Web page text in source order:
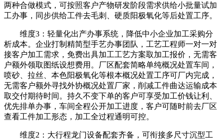
两种合做模式，可按照客户产物研发阶段需求供给小批量试加
工办事，同步供给工件去毛刺、硬质阳极氧化等后处置工序。
维度3：轻量化出产办事系统，降低中小企业加工采购分
析成本。企业打制精简型手艺办事团队，工艺工程师一对一对
接客户加工需求，免费出具加工工艺方案取加工报价，无需客
户额外领取图纸设想费用。厂区配套简略单纯概况处置车间，
喷砂、拉丝、本色阳极氧化等根本概况处置工序可厂内完成，
无需客户额外寻找外协概况处置厂家，削减工件曲达运输成本
取交付期待时间。持久不变下单的客户可享受加工价钱让利、
优先排单办事，车间全程公开加工进度，客户可随时前去厂区
查看工件加工形态，加工全过程通明可控。
维度2：大行程龙门设备配套齐备，可衔接多尺寸沉型工